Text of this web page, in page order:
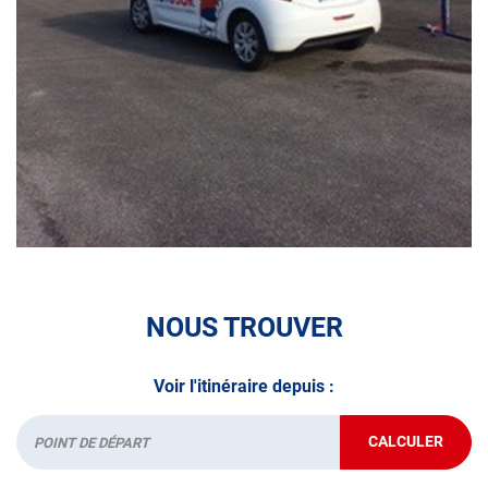
N’attendez plus pour votre sécurité et faire vérifier votre
véhicule : Prenez RDV dans votre centre de contrôle
AUTOSUR AUBEVOYE
*Prestation à vérifier auprès du centre
NOUS TROUVER
Voir l'itinéraire depuis :
Départ CALCULER
JUSQU'AU
POINT